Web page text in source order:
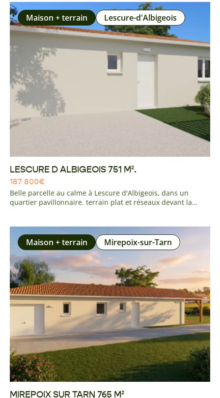
minutes de Toulouse. Pas de frais à prévoir entièrement
viabiliséMaison + terrain Lescure-d'Albigeois
LESCURE D ALBIGEOIS 751 M².
187 800€
Belle parcelle au calme à Lescure d'Albigeois, dans un
quartier pavillonnaire. terrain plat et réseaux devant la
premiers centre commerciaux d'Albi.
Maison + terrain Mirepoix-sur-Tarn
MIREPOIX SUR TARN 765 M²